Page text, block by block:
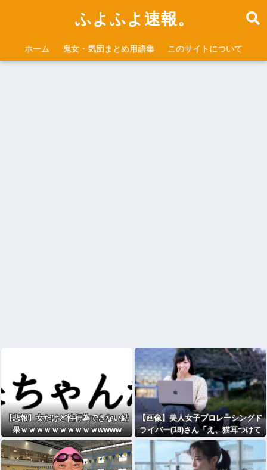
ふよふよ速報。
ホーム 鬼女・気団まとめ用語集 このサイトについて
【悲報】女だけど性行為できない結
果ｗｗｗｗｗｗｗｗｗｗwwww
【画像】美人女子プロレーシングド
ライバー(18)さん「え、猫耳つけて
サインするんですか？」⇒！！！